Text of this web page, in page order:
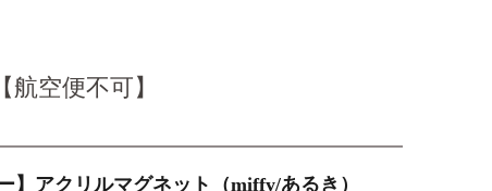
空便不可】
】アクリルマグネット（miffy/あるき）